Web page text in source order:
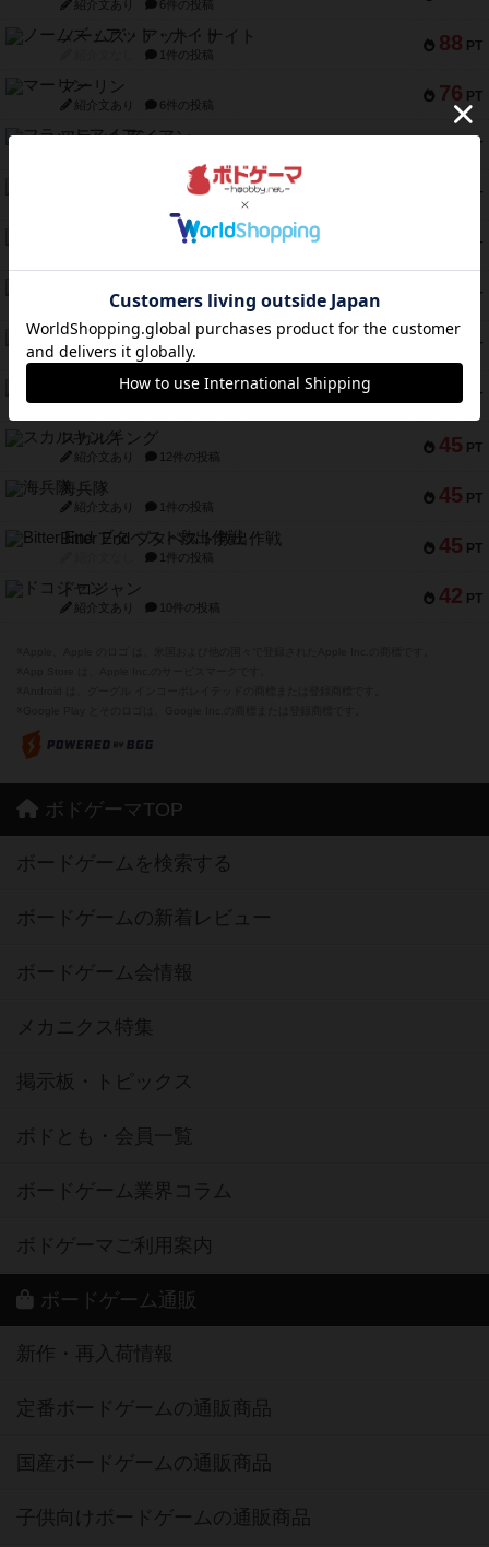
紹介文あり 6件の投稿
88 PT
ノームズ・アット・ナイト
1件の投稿
76 PT
マーリン
紹介文あり 6件の投稿
75 PT
フラットアイアン
PT
トランスオリエント・エクスプレス
PT
アンブッシュ！：ムーブアウト！
PT
紹介文なし 2件の投稿
PT
ガルフストライク
紹介文あり 1件の投稿
45 PT
エコーズ・オブ・タイム
紹介文なし 8件の投稿
45 PT
スカルキング
紹介文あり 12件の投稿
45 PT
海兵隊
紹介文あり 1件の投稿
45 PT
Bitter End ブタペスト救出作戦
1件の投稿
42 PT
ドコジャン
紹介文あり 10件の投稿
ボドゲーマTOP
ボードゲームを検索する
ボードゲームの新着レビュー
ボードゲーム会情報
メカニクス特集
掲示板・トピックス
ボドとも・会員一覧
ボードゲーム業界コラム
ボドゲーマご利用案内
ボードゲーム通販
新作・再入荷情報
定番ボードゲームの通販商品
国産ボードゲームの通販商品
子供向けボードゲームの通販商品